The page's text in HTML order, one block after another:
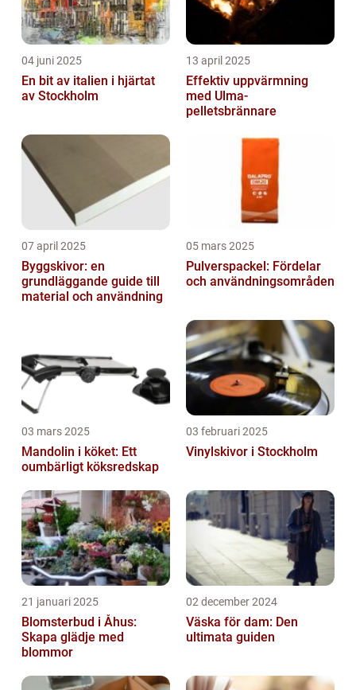
04 juni 2025
En bit av italien i hjärtat
av Stockholm
13 april 2025
Effektiv uppvärmning
med Ulma-
pelletsbrännare
07 april 2025
Byggskivor: en
grundläggande guide till
material och användning
05 mars 2025
Pulverspackel: Fördelar
och användningsområden
03 mars 2025
Mandolin i köket: Ett
oumbärligt köksredskap
03 februari 2025
Vinylskivor i Stockholm
21 januari 2025
Blomsterbud i Åhus:
Skapa glädje med
blommor
02 december 2024
Väska för dam: Den
ultimata guiden